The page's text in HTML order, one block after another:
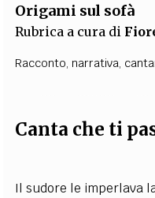
Origami sul sofà
Rubrica a cura di
Racconto, narrativa,
Canta che ti
Il sudore le imperlava